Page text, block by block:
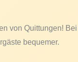
von Quittungen!
bequemer.